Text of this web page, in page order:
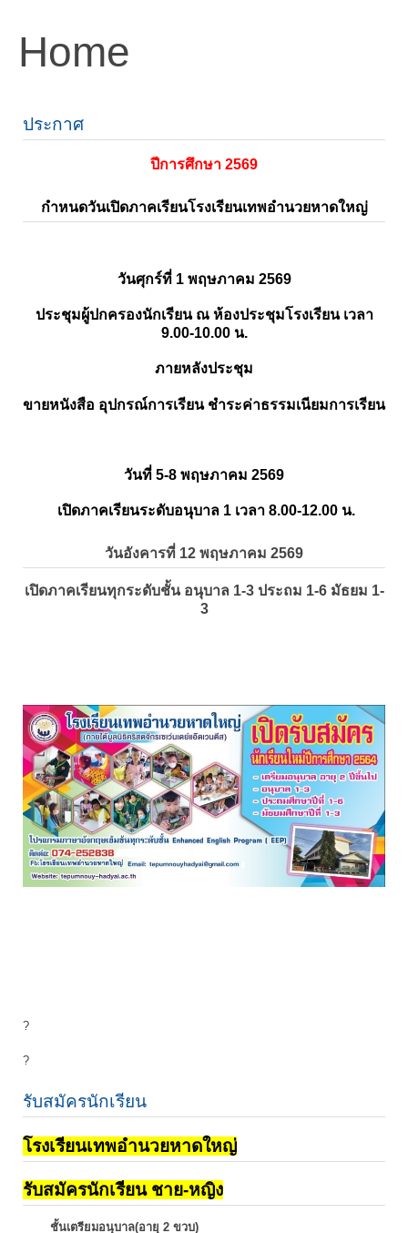
Home
ประกาศ
ปีการศึกษา 2569
กำหนดวันเปิดภาคเรียนโรงเรียนเทพอำนวยหาดใหญ่
วันศุกร์ที่ 1 พฤษภาคม 2569
ประชุมผู้ปกครองนักเรียน ณ ห้องประชุมโรงเรียน เวลา
9.00-10.00 น.
ภายหลังประชุม
ขายหนังสือ อุปกรณ์การเรียน ชำระค่าธรรมเนียมการเรียน
วันที่ 5-8 พฤษภาคม 2569
เปิดภาคเรียนระดับอนุบาล 1 เวลา 8.00-12.00 น.
วันอังคารที่ 12 พฤษภาคม 2569
เปิดภาคเรียนทุกระดับชั้น อนุบาล 1-3 ประถม 1-6 มัธยม 1-
3
?
?
รับสมัครนักเรียน
โรงเรียนเทพอำนวยหาดใหญ่
รับสมัครนักเรียน ชาย-หญิง
ชั้นเตรียมอนุบาล(อายุ 2 ขวบ)